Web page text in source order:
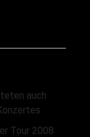
auch
Tour 2008